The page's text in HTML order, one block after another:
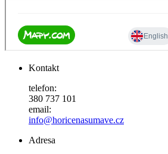
Kontakt
telefon:
380 737 101
email:
info@horicenasumave.cz
Adresa